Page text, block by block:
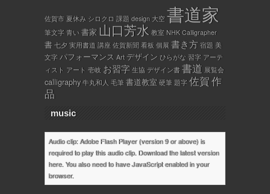
佐賀市 夏休み シロクロ 課題 design 大空 書道家
筆文字 青い 書家 山口芳水 教室 NHK Calligrapher
書 七夕 実用書道 講座 佐賀新聞 看板 個展 書き方 宿題 美
文字 パフォーマンス Art デザイン ひらがな 習字 アーテ
ィスト アート 壱岐 お習字 生協 デザイン書 書道 展覧会
calligraphy 牛丸和人 毛筆 書道教室 硬筆 題字 佐賀作
品
music
Audio clip: Adobe Flash Player (version 9 or above) is
required to play this audio clip. Download the latest version
here. You also need to have JavaScript enabled in your
browser.